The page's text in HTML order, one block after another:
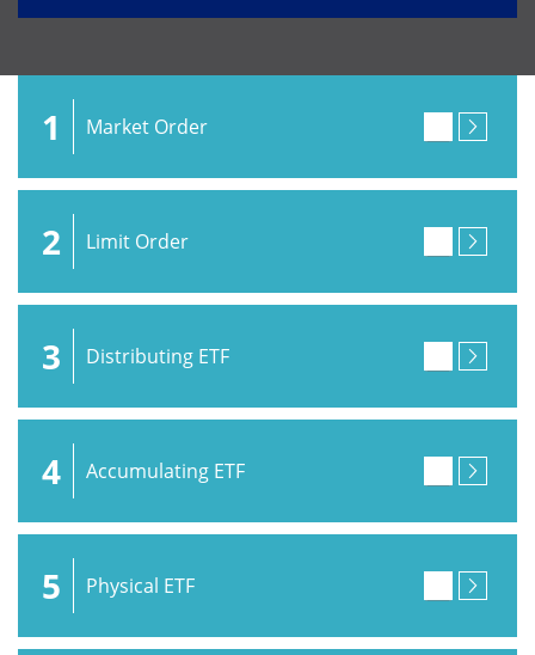
1 Market Order
2 Limit Order
3 Distributing ETF
4 Accumulating ETF
5 Physical ETF